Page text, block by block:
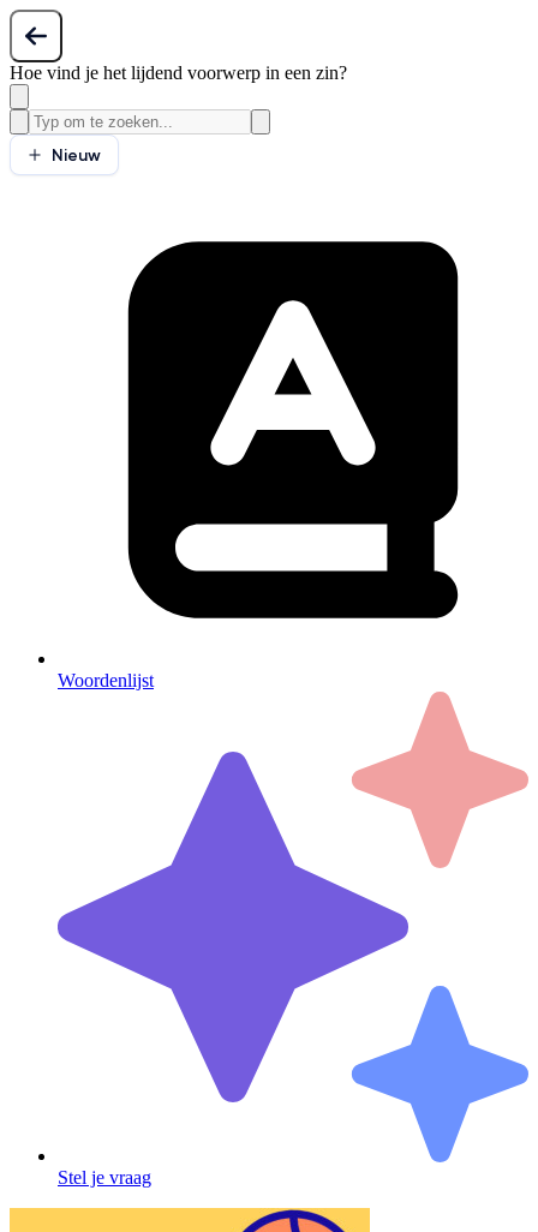
Hoe vind je het lijdend voorwerp in een zin?
Nieuw
Woordenlijst
Stel je vraag